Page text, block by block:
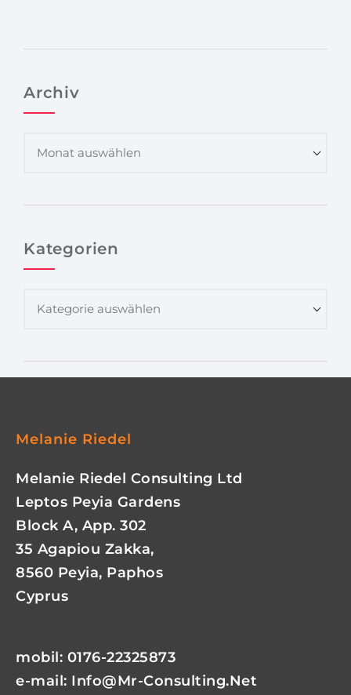
Archiv
Kategorien
Melanie Riedel
Melanie Riedel Consulting Ltd
Leptos Peyia Gardens
Block A, App. 302
35 Agapiou Zakka,
8560 Peyia, Paphos
Cyprus
mobil: 0176-22325873
e-mail: Info@mr-Consulting.net